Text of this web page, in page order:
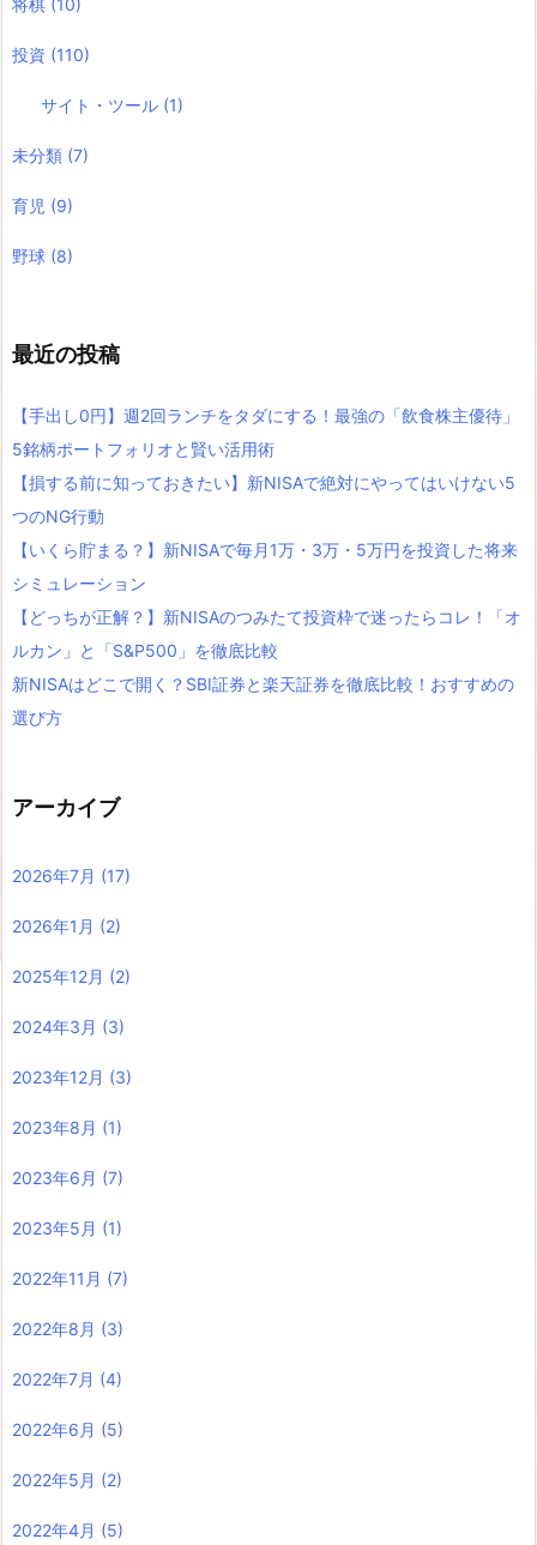
将棋 (10)
投資 (110)
サイト・ツール (1)
未分類 (7)
育児 (9)
野球 (8)
最近の投稿
【手出し0円】週2回ランチをタダにする！最強の「飲食株主優待」
5銘柄ポートフォリオと賢い活用術
【損する前に知っておきたい】新NISAで絶対にやってはいけない5
つのNG行動
【いくら貯まる？】新NISAで毎月1万・3万・5万円を投資した将来
シミュレーション
【どっちが正解？】新NISAのつみたて投資枠で迷ったらコレ！「オ
ルカン」と「S&P500」を徹底比較
新NISAはどこで開く？SBI証券と楽天証券を徹底比較！おすすめの
選び方
アーカイブ
2026年7月 (17)
2026年1月 (2)
2025年12月 (2)
2024年3月 (3)
2023年12月 (3)
2023年8月 (1)
2023年6月 (7)
2023年5月 (1)
2022年11月 (7)
2022年8月 (3)
2022年7月 (4)
2022年6月 (5)
2022年5月 (2)
2022年4月 (5)